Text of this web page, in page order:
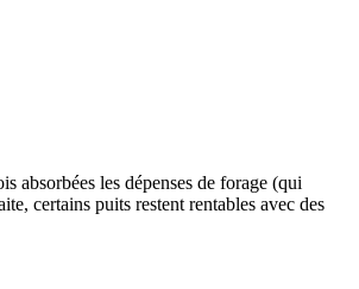
absorbées les dépenses de forage (qui
certains puits restent rentables avec des